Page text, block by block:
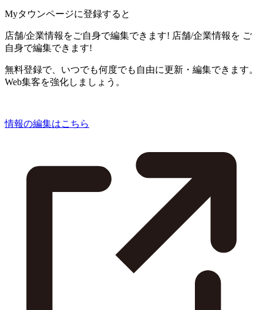
Myタウンページに登録すると
店舗/企業情報をご自身で編集できます! 店舗/企業情報を ご
自身で編集できます!
無料登録で、いつでも何度でも自由に更新・編集できます。
Web集客を強化しましょう。
情報の編集はこちら